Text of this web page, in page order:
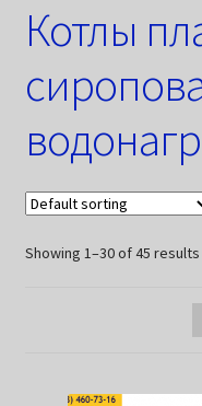
Котлы
Showing 1–30 of 45 results